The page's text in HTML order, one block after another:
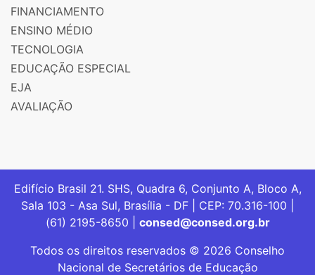
FINANCIAMENTO
ENSINO MÉDIO
TECNOLOGIA
EDUCAÇÃO ESPECIAL
EJA
AVALIAÇÃO
Edifício Brasil 21. SHS, Quadra 6, Conjunto A, Bloco A,
Sala 103 - Asa Sul, Brasília - DF | CEP: 70.316-100 |
(61) 2195-8650 | consed@consed.org.br
Todos os direitos reservados © 2026 Conselho
Nacional de Secretários de Educação